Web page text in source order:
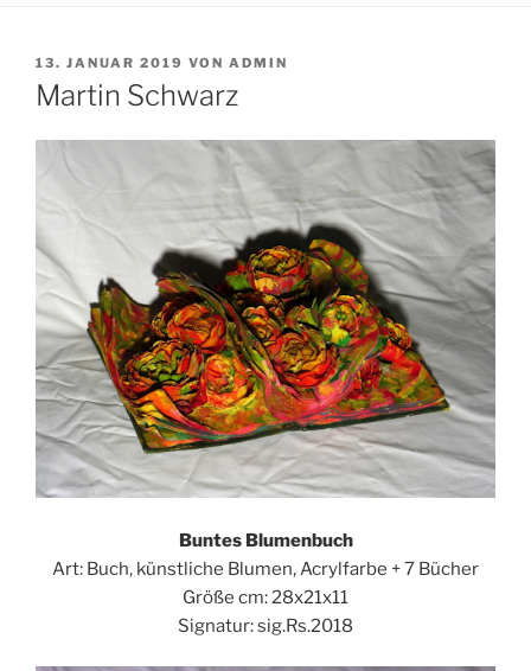
VERÖFFENTLICHT
AM
13. JANUAR 2019 VON ADMIN
Martin Schwarz
Buntes Blumenbuch
Art: Buch, künstliche Blumen, Acrylfarbe + 7 Bücher
Größe cm: 28x21x11
Signatur: sig.Rs.2018